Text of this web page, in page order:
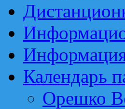
Календарь
Орешко